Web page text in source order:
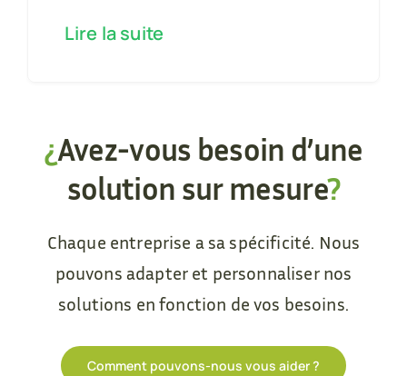
Lire la suite
¿Avez-vous besoin d’une
solution sur mesure?
Chaque entreprise a sa spécificité. Nous
pouvons adapter et personnaliser nos
solutions en fonction de vos besoins.
Comment pouvons-nous vous aider ?